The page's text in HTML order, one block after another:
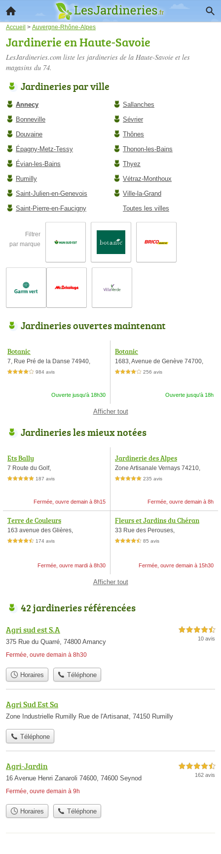
Accueil > Auvergne-Rhône-Alpes
Jardinerie en Haute-Savoie
LesJardineries.com liste les jardineries de la Haute-Savoie et les
magasins du 74.
Jardineries par ville
Annecy
Bonneville
Douvaine
Épagny-Metz-Tessy
Évian-les-Bains
Rumilly
Saint-Julien-en-Genevois
Saint-Pierre-en-Faucigny
Sallanches
Sévrier
Thônes
Thonon-les-Bains
Thyez
Vétraz-Monthoux
Ville-la-Grand
Toutes les villes
Filtrer
par marque
Jardineries ouvertes maintenant
Botanic
7, Rue Pré de la Danse 74940,
4,0 étoiles sur 5 984 avis
Ouverte jusqu'à 18h30
Botanic
1683, Avenue de Genève 74700,
4,0 étoiles sur 5 256 avis
Ouverte jusqu'à 18h
Afficher tout
Jardineries les mieux notées
Ets Bally
7 Route du Golf,
5,0 étoiles sur 5 187 avis
Fermée, ouvre demain à 8h15
Jardinerie des Alpes
Zone Artisanale Vernays 74210,
5,0 étoiles sur 5 235 avis
Fermée, ouvre demain à 8h
Terre de Couleurs
163 avenue des Glières,
4,5 étoiles sur 5 174 avis
Fermée, ouvre mardi à 8h30
Fleurs et Jardins du Chéran
33 Rue des Perouses,
4,5 étoiles sur 5 85 avis
Fermée, ouvre demain à 15h30
Afficher tout
42 jardineries référencées
Agri sud est S.A
375 Rue du Quarré, 74800 Amancy
Fermée, ouvre demain à 8h30
4,5 étoiles sur 5
10 avis
Horaires Téléphone
Agri Sud Est Sa
Zone Industrielle Rumilly Rue de l'Artisanat, 74150 Rumilly
Téléphone
Agri-Jardin
16 Avenue Henri Zanaroli 74600, 74600 Seynod
Fermée, ouvre demain à 9h
4,5 étoiles sur 5
162 avis
Horaires Téléphone